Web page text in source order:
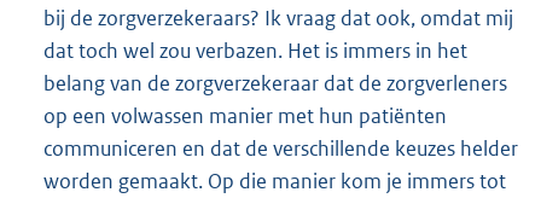
bij de zorgverzekeraars? Ik vraag dat ook, omdat mij
dat toch wel zou verbazen. Het is immers in het
belang van de zorgverzekeraar dat de zorgverleners
op een volwassen manier met hun patiënten
communiceren en dat de verschillende keuzes helder
worden gemaakt. Op die manier kom je immers tot